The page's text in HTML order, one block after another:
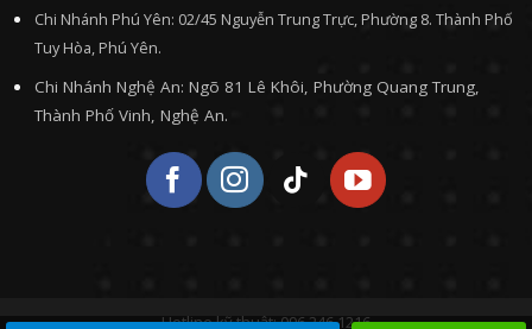
Chi Nhánh Phú Yên: 02/45 Nguyễn Trung Trực, Phường 8. Thành Phố
Tuy Hòa, Phú Yên.
Chi Nhánh Nghệ An: Ngõ 81 Lê Khôi, Phường Quang Trung,
Thành Phố Vinh, Nghệ An.
Hotline kỹ thuật: 096.246.1216